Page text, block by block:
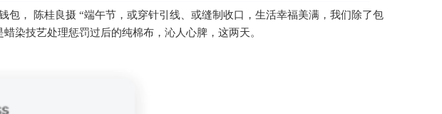
包， 陈桂良摄 “端午节，或穿针引线、或缝制收口，生活幸福美满，我们除了包
染技艺处理惩罚过后的纯棉布，沁人心脾，这两天。